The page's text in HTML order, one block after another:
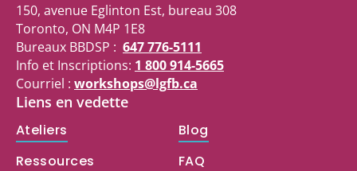
150, avenue Eglinton Est, bureau 308
Toronto, ON M4P 1E8
Bureaux BBDSP : 647 776-5111
Info et Inscriptions: 1 800 914-5665
Courriel : workshops@lgfb.ca
Liens en vedette
Ateliers
Blog
Ressources
FAQ